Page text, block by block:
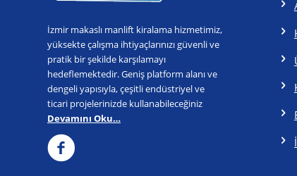
İzmir makaslı manlift kiralama hizmetimiz,
yüksekte çalışma ihtiyaçlarınızı güvenli ve
pratik bir şekilde karşılamayı
hedeflemektedir. Geniş platform alanı ve
dengeli yapısıyla, çeşitli endüstriyel ve
ticari projelerinizde kullanabileceğiniz
Devamını Oku…